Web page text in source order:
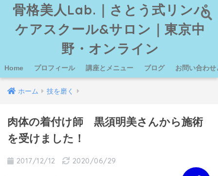
骨格美人Lab.｜さとう式リンパ
ケアスクール&サロン｜東京中
野・オンライン
Home プロフィール 講座とメニュー ブログ お問い合わせ
ホーム 技を磨く
肉体の着付け師 黒須明美さんから施術
を受けました！
2017/12/12 2020/06/29